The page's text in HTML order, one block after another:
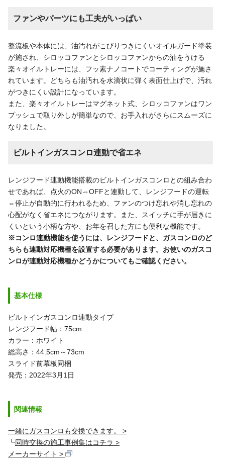
ファンやパーツにも工夫がいっぱい
整流板や本体には、油汚れがこびりつきにくいオイルガード塗装
が施され、シロッコファンとシロッコファンからの油をうける
楽々オイルトレーには、フッ素ナノコートでコーティングが施さ
れています。どちらも油汚れを水滴状に弾く表面仕上げで、汚れ
がつきにくい設計になっています。
また、楽々オイルトレーはマグネット式、シロッコファンはワン
プッシュで取り外しが簡単なので、お手入れがさらにスムーズに
なりました。
ビルトインガスコンロ連動で省エネ
レンジフード連動機能搭載のビルトインガスコンロとの組み合わ
せであれば、点火のON⇔OFFと連動して、レンジフードの運転
⇔停止が自動的に行われるため、ファンのつけ忘れや消し忘れの
心配がなく省エネにつながります。また、スイッチに手が届きに
くいという小柄な方や、お年を召した方にも便利な機能です。
※コンロ連動機能を使うには、レンジフードと、ガスコンロのど
ちらも連動対応機種を設置する必要があります。お使いのガスコ
ンロが連動対応機種かどうかについてもご確認ください。
基本仕様
ビルトインガスコンロ連動タイプ
レンジフード幅：75cm
カラー：ホワイト
総高さ：44.5cm～73cm
スライド前幕板同梱
発売：2022年3月1日
関連情報
一緒にガスコンロも交換できます。
┗同時交換の施工事例集はコチラ
メーカーサイト